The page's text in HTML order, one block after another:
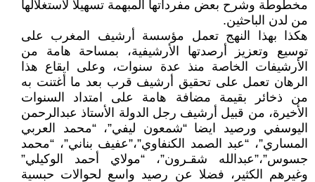
مخطوطة وشرح بعض مفرداتها المبهمة تسهيلا لاستغلالها
من لدن الباحثين.
هكذا بهذا النهج تعمل مؤسسة أرشيف المغرب على
توسيع وتعزيز أرصدتها الأرشيفية، بمساحة هامة من
الأرشيفات الخاصة منذ عدة سنوات، وعلى ايقاع هذا
الرهان تعمل على تحقيق أرشيف قرب بعد ما أغتنت به
من ذخائر بقيمة مضافة هامة على امتداد السنوات
الأخيرة، من قبيل أرشيف رجل الدولة الأستاذ عبدالرحمن
اليوسفي ورصيد ايضا “شمعون ليفي”، “محمد العربي
المساري”، “عبد الصمد الكنفاوي”،”عفيف بناني”، “محمد
جسوس”،”عبدالله شقـرون”، “مولاي أحمد الوكيلي”
وغيرهم الكثير، فضلا عن رصيد واسع لحوالات حبسية